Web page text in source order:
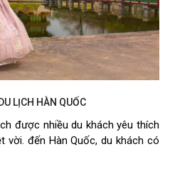
LỊCH HÀN QUỐC
được nhiều du khách yêu thích
vời. đến Hàn Quốc, du khách có